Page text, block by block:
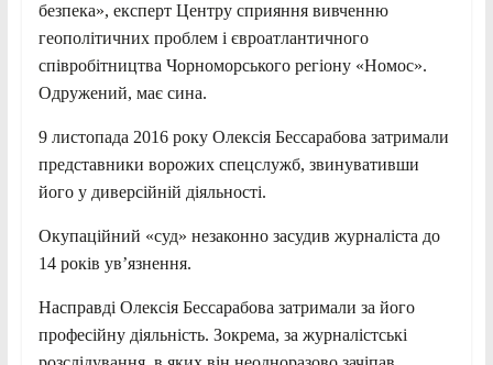
безпека», експерт Центру сприяння вивченню
геополітичних проблем і євроатлантичного
співробітництва Чорноморського регіону «Номос».
Одружений, має сина.
9 листопада 2016 року Олексія Бессарабова затримали
представники ворожих спецслужб, звинувативши
його у диверсійній діяльності.
Окупаційний «суд» незаконно засудив журналіста до
14 років увʼязнення.
Насправді Олексія Бессарабова затримали за його
професійну діяльність. Зокрема, за журналістські